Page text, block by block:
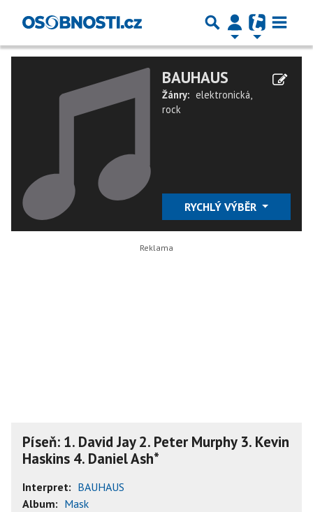
BAUHAUS
Žánry: elektronická,
rock
RYCHLÝ VÝBĚR
Píseň: 1. David Jay 2. Peter Murphy 3. Kevin
Haskins 4. Daniel Ash*
Interpret: BAUHAUS
Album: Mask